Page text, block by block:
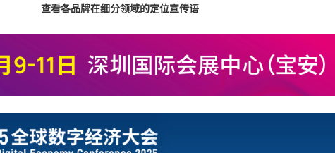
查看各品牌在细分领域的定位宣传语